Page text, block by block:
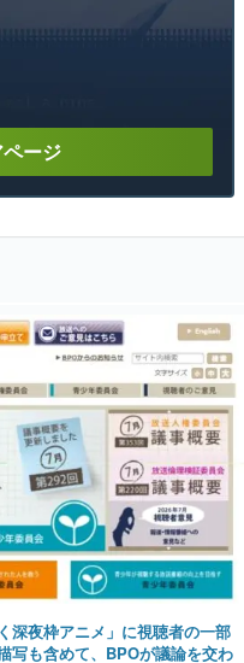
ージ
深夜枠アニメ」に視聴者の一部
写も含めて、BPOが議論を交わ